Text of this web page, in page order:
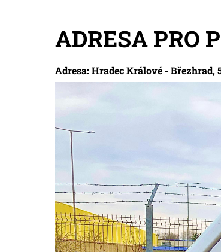
ADRESA PRO
Adresa: Hradec Králové - Březhrad,